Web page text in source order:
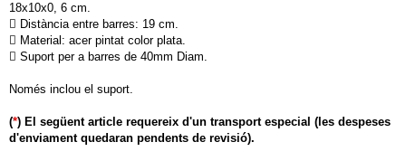
18x10x0, 6 cm.
 Distància entre barres: 19 cm.
 Material: acer pintat color plata.
 Suport per a barres de 40mm Diam.
Només inclou el suport.
(*) El següent article requereix d'un transport especial (les despeses
d'enviament quedaran pendents de revisió).